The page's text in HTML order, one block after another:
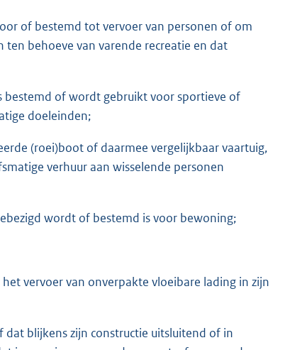
of bestemd tot vervoer van personen of om
behoeve van varende recreatie en dat
bestemd of wordt gebruikt voor sportieve of
doeleinden;
(roei)boot of daarmee vergelijkbaar vaartuig,
verhuur aan wisselende personen
wordt of bestemd is voor bewoning;
vervoer van onverpakte vloeibare lading in zijn
blijkens zijn constructie uitsluitend of in